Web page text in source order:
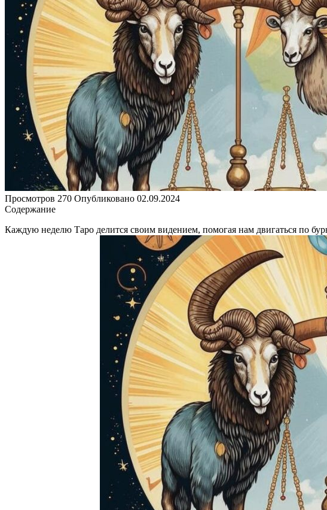
Просмотров 270 Опубликовано 02.09.2024
Содержание
Каждую неделю Таро делится своим видением, помогая нам двигаться по